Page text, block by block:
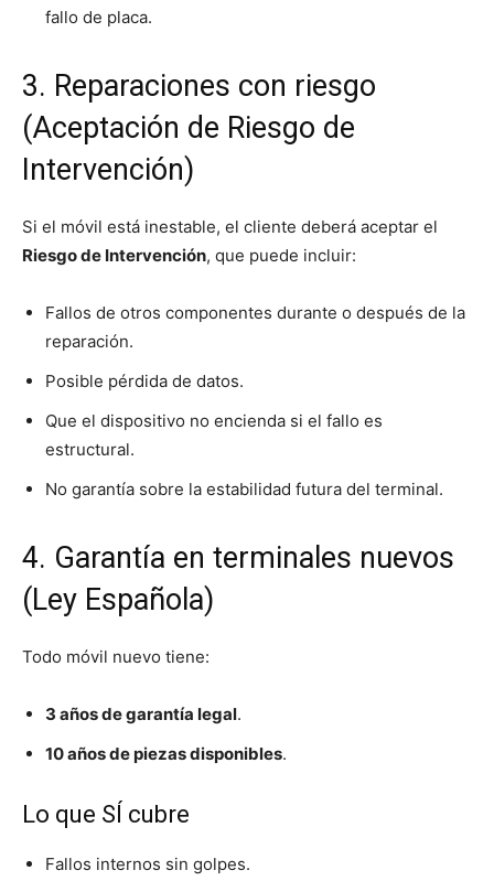
fallo de placa.
3. Reparaciones con riesgo
(Aceptación de Riesgo de
Intervención)
Si el móvil está inestable, el cliente deberá aceptar el
Riesgo de Intervención, que puede incluir:
Fallos de otros componentes durante o después de la
reparación.
Posible pérdida de datos.
Que el dispositivo no encienda si el fallo es
estructural.
No garantía sobre la estabilidad futura del terminal.
4. Garantía en terminales nuevos
(Ley Española)
Todo móvil nuevo tiene:
3 años de garantía legal.
10 años de piezas disponibles.
Lo que SÍ cubre
Fallos internos sin golpes.